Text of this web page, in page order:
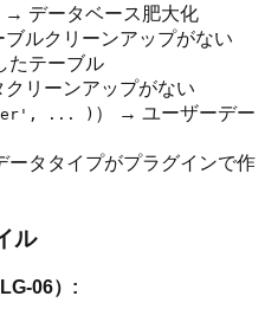
→ データベース肥大化
ルクリーンアップがない
たテーブル
リーンアップがない
... ) ） → ユーザーデー
ータタイプがプラグインで作
ル
06）: